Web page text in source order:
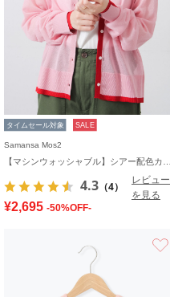
タイムセール対象 SALE
Samansa Mos2
4.3 （4）
レビュー
を見る
¥2,695 -50%OFF-